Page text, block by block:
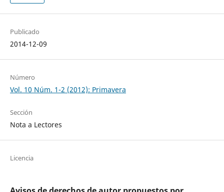
Publicado
2014-12-09
Número
Vol. 10 Núm. 1-2 (2012): Primavera
Sección
Nota a Lectores
Licencia